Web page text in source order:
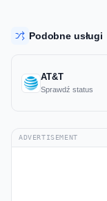
Podobne usługi
AT&T
Sprawdź status
ADVERTISEMENT